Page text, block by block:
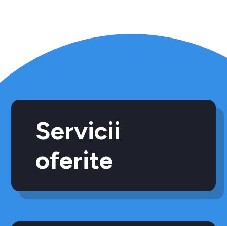
Servicii
oferite